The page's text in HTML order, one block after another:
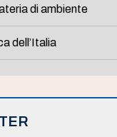
di ambiente
dell’Italia